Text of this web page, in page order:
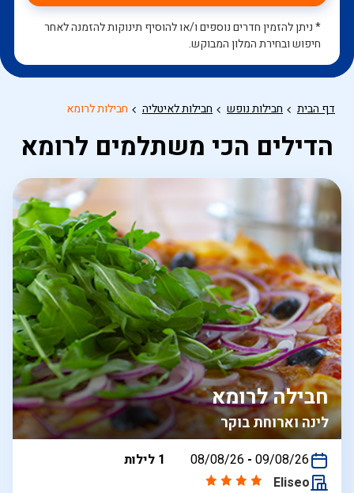
* ניתן להזמין חדרים נוספים ו/או להוסיף תינוקות להזמנה לאחר
חיפוש ובחירת המלון המבוקש.
דף הבית חבילות נופש חבילות לאיטליה חבילות לרומא
הדילים הכי משתלמים לרומא
לינה וארוחת בוקר
חבילה לרומא
בין
התאריכים,
08/08/26 - 09/08/26
1 לילות
Eliseo